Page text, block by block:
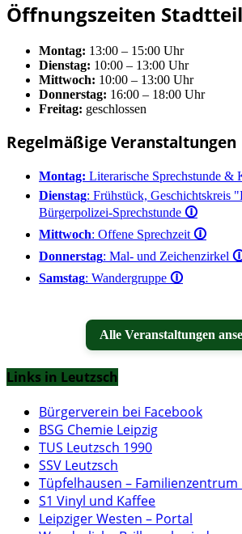
Öffnungszeiten
Montag: 13:00 – 15:00 Uhr
Dienstag: 10:00 – 13:00 Uhr
Mittwoch: 10:00 – 13:00 Uhr
Donnerstag: 16:00 – 18:00 Uhr
Freitag: geschlossen
Regelmäßige Veranstaltungen
Montag: Literarische Sprechstunde &
Dienstag: Frühstück, Geschichtskreis
Bürgerpolizei-Sprechstunde 🛈
Mittwoch: Offene Sprechzeit 🛈
Donnerstag: Mal- und Zeichenzirkel
Samstag: Wandergruppe 🛈
Alle Veranstaltungen
Links in Leutzsch
Bürgerverein bei Facebook
BSG Chemie Leipzig
TUS Leutzsch 1990
SSV Leutzsch
Tüpfelhausen – Familienzentrum
S1 Vinyl und Kaffee
Leipziger Westen – Portal